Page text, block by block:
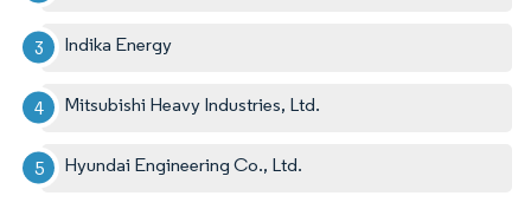
Indika Energy
Mitsubishi Heavy Industries, Ltd.
Hyundai Engineering Co., Ltd.